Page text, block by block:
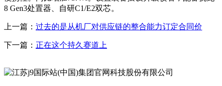
8 Gen3处置器、自研C1/E2双芯。
上一篇： 过去的是从机厂对供应链的整合能力订定合同价
下一篇： 正在这个持久赛道上